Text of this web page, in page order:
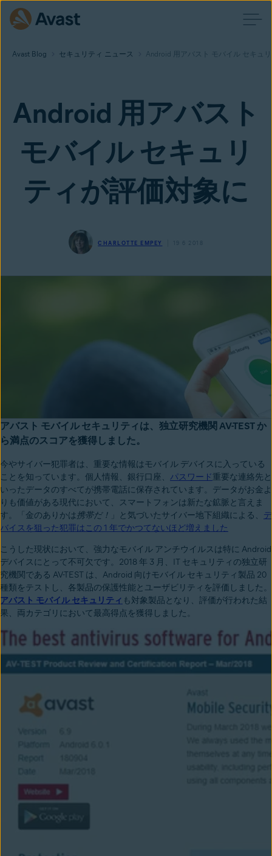
Avast Blog セキュリティ ニュース Android 用アバスト モバイル セキュ
Android 用アバスト
モバイル セキュリ
ティが評価対象に
CHARLOTTE EMPEY 19 6 2018
アバスト モバイル セキュリティは、独立研究機関 AV-TEST か
ら満点のスコアを獲得しました。
今やサイバー犯罪者は、重要な情報はモバイル デバイスに入っている
ことを知っています。個人情報、銀行口座、 パスワード重要な連絡先と
いったデータのすべてが携帯電話に保存されています。データがお金よ
りも価値がある現代において、スマートフォンは新たな鉱脈と言えま
す。「金のありかは携帯だ！ 」と気づいたサイバー地下組織による、 デ
バイスを狙った犯罪はこの 1 年でかつてないほど増えました
こうした現状において、強力なモバイル アンチウイルスは特に Android
デバイスにとって不可欠です。2018 年 3 月、IT セキュリティの独立研
究機関である AV-TEST は、Android 向けモバイル セキュリティ製品 20
種類をテストし、各製品の保護性能とユーザビリティを評価しました。
アバスト モバイル セキュリティ も対象製品となり、評価が行われた結
果、両カテゴリにおいて最高得点を獲得しました。